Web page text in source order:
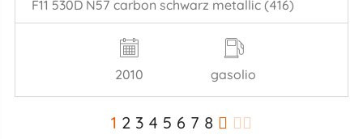
F11 530D N57 carbon schwarz metallic (416)
2010 gasolio
1 2 3 4 5 6 7 8